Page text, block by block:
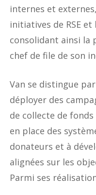
internes et
initiatives de RSE
consolidant ainsi la
chef de file de son
Van se distingue
déployer des
de collecte de
en place des
donateurs et à
alignées sur les
Parmi ses